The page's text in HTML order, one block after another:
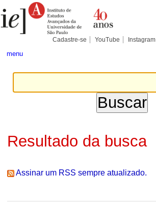
para
conteúdo.
Pessoais
Cadastre-se YouTube Instagram
menu
Resultado da busca
Assinar um RSS sempre atualizado.